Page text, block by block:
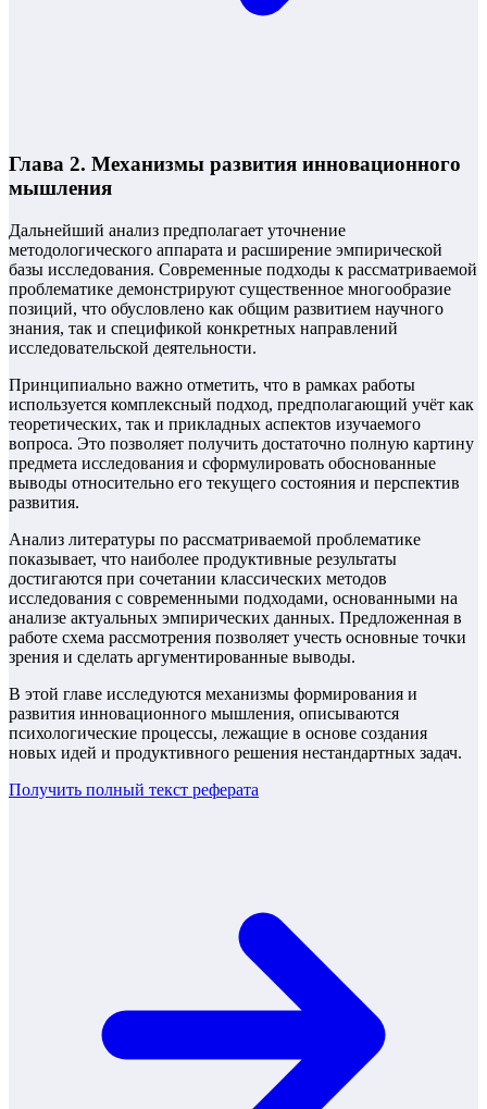
Глава 2. Механизмы развития инновационного
мышления
Дальнейший анализ предполагает уточнение
методологического аппарата и расширение эмпирической
базы исследования. Современные подходы к рассматриваемой
проблематике демонстрируют существенное многообразие
позиций, что обусловлено как общим развитием научного
знания, так и спецификой конкретных направлений
исследовательской деятельности.
Принципиально важно отметить, что в рамках работы
используется комплексный подход, предполагающий учёт как
теоретических, так и прикладных аспектов изучаемого
вопроса. Это позволяет получить достаточно полную картину
предмета исследования и сформулировать обоснованные
выводы относительно его текущего состояния и перспектив
развития.
Анализ литературы по рассматриваемой проблематике
показывает, что наиболее продуктивные результаты
достигаются при сочетании классических методов
исследования с современными подходами, основанными на
анализе актуальных эмпирических данных. Предложенная в
работе схема рассмотрения позволяет учесть основные точки
зрения и сделать аргументированные выводы.
В этой главе исследуются механизмы формирования и
развития инновационного мышления, описываются
психологические процессы, лежащие в основе создания
новых идей и продуктивного решения нестандартных задач.
Получить полный текст реферата